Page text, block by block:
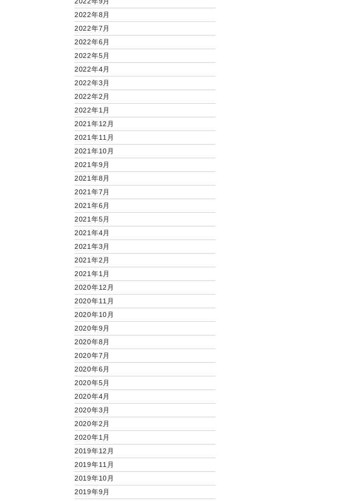
2022年8月
2022年7月
2022年6月
2022年5月
2022年4月
2022年3月
2022年2月
2022年1月
2021年12月
2021年11月
2021年10月
2021年9月
2021年8月
2021年7月
2021年6月
2021年5月
2021年4月
2021年3月
2021年2月
2021年1月
2020年12月
2020年11月
2020年10月
2020年9月
2020年8月
2020年7月
2020年6月
2020年5月
2020年4月
2020年3月
2020年2月
2020年1月
2019年12月
2019年11月
2019年10月
2019年9月